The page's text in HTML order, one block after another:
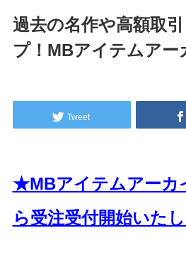
過去の名作や高額取
プ！MBアイテムアー
Tweet
★MBアイテムアーカ
ら受注受付開始いた